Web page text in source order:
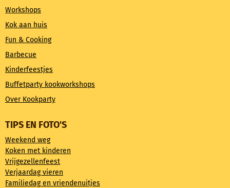
Workshops
Kok aan huis
Fun & Cooking
Barbecue
Kinderfeestjes
Buffetparty kookworkshops
Over Kookparty
TIPS EN FOTO'S
Weekend weg
Koken met kinderen
Vrijgezellenfeest
Verjaardag vieren
Familiedag en vriendenuitjes